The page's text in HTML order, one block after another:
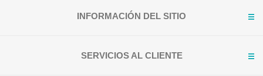
INFORMACIÓN DEL SITIO
SERVICIOS AL CLIENTE